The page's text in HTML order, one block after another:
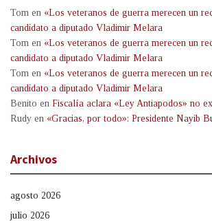
Tom en «Los veteranos de guerra merecen un
candidato a diputado Vladimir Melara
Tom en «Los veteranos de guerra merecen un
candidato a diputado Vladimir Melara
Tom en «Los veteranos de guerra merecen un
candidato a diputado Vladimir Melara
Benito en Fiscalía aclara «Ley Antiapodos» no
Rudy en «Gracias, por todo»: Presidente Nayib
Archivos
agosto 2026
julio 2026